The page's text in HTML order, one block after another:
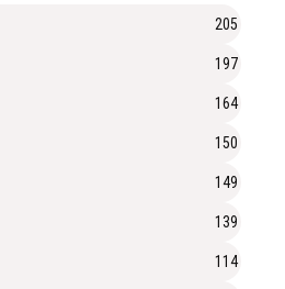
205
197
164
150
149
139
114